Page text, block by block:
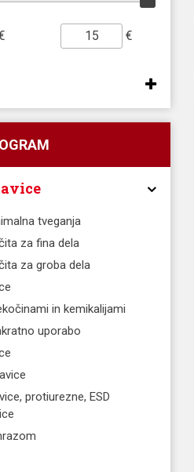
€
tveganja
za fina dela
za groba dela
in kemikalijami
uporabo
protiurezne, ESD